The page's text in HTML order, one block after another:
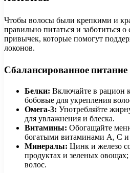
Чтобы волосы были крепкими и
правильно питаться и заботиться
привычек, которые помогут
локонов.
Сбалансированное питание
Белки: Включайте в рацион
бобовые для укрепления
Омега-3: Употребляйте
для увлажнения и блеска.
Витамины: Обогащайте
богатыми витаминами A, C и
Минералы: Цинк и железо
продуктах и зеленых
волос.